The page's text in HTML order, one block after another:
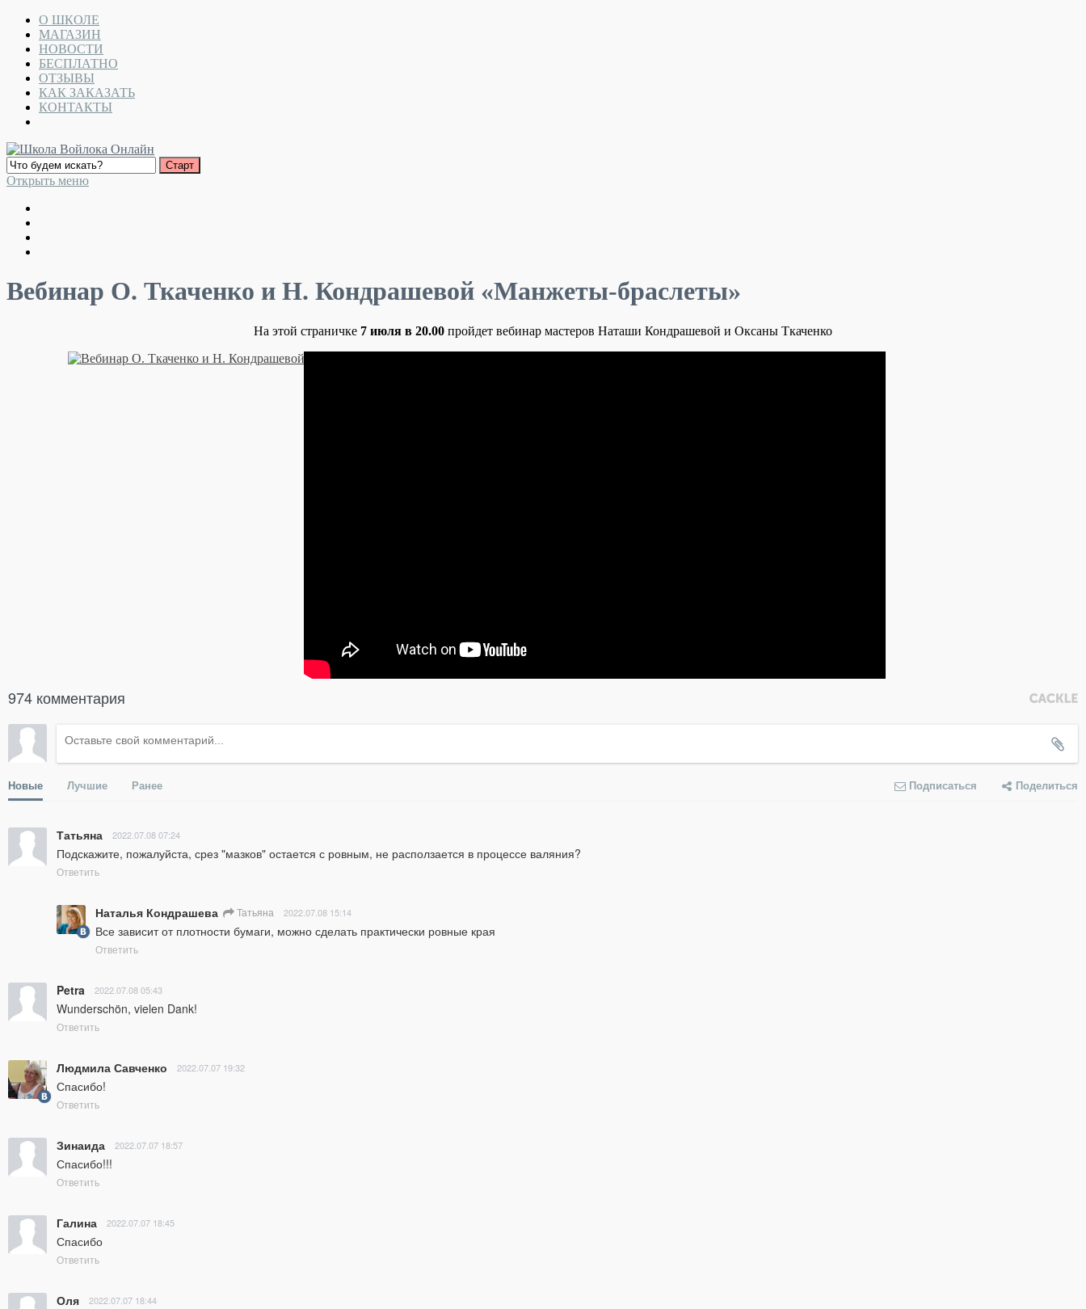
О ШКОЛЕ
МАГАЗИН
НОВОСТИ
БЕСПЛАТНО
ОТЗЫВЫ
КАК ЗАКАЗАТЬ
КОНТАКТЫ
Открыть меню
Вебинар О. Ткаченко и Н. Кондрашевой «Манжеты-браслеты»
На этой страничке 7 июля в 20.00 пройдет вебинар мастеров Наташи Кондрашевой и Оксаны Ткаченко
974 комментария
Новые Лучшие Ранее Подписаться Поделиться
Татьяна 2022.07.08 07:24
Подскажите, пожалуйста, срез "мазков" остается с ровным, не расползается в процессе валяния?
Ответить
Наталья Кондрашева Татьяна 2022.07.08 15:14
Все зависит от плотности бумаги, можно сделать практически ровные края
Ответить
Petra 2022.07.08 05:43
Wunderschön, vielen Dank!
Ответить
Людмила Савченко 2022.07.07 19:32
Спасибо!
Ответить
Зинаида 2022.07.07 18:57
Спасибо!!!
Ответить
Галина 2022.07.07 18:45
Спасибо
Ответить
Оля 2022.07.07 18:44